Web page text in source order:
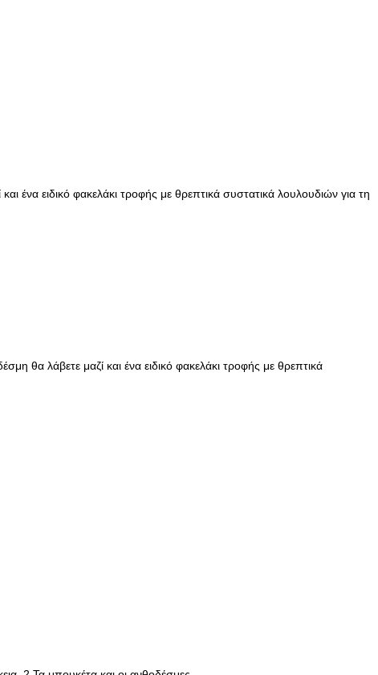
ειδικό φακελάκι τροφής με θρεπτικά συστατικά λουλουδιών για τη
θα λάβετε μαζί και ένα ειδικό φακελάκι τροφής με θρεπτικά